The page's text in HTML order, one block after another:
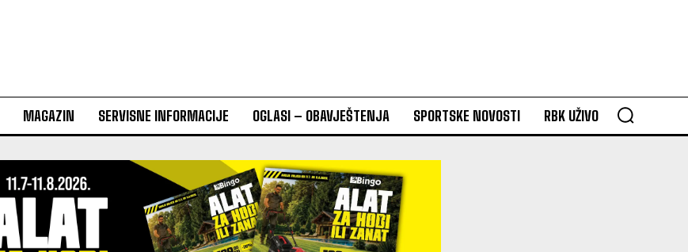
MAGAZIN SERVISNE INFORMACIJE OGLASI – OBAVJEŠTENJA SPORTSKE NOVOSTI RBK UŽIVO